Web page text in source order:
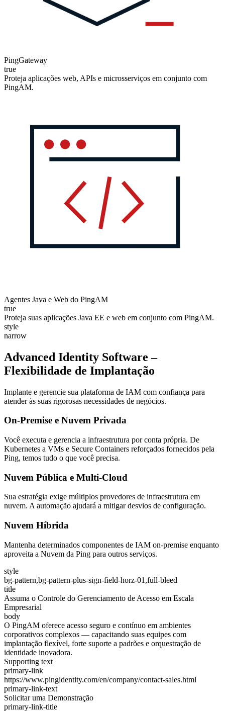
PingGateway
true
Proteja aplicações web, APIs e microsserviços em conjunto com
PingAM.
Agentes Java e Web do PingAM
true
Proteja suas aplicações Java EE e web em conjunto com PingAM.
style
narrow
Advanced Identity Software –
Flexibilidade de Implantação
Implante e gerencie sua plataforma de IAM com confiança para
atender às suas rigorosas necessidades de negócios.
On-Premise e Nuvem Privada
Você executa e gerencia a infraestrutura por conta própria. De
Kubernetes a VMs e Secure Containers reforçados fornecidos pela
Ping, temos tudo o que você precisa.
Nuvem Pública e Multi-Cloud
Sua estratégia exige múltiplos provedores de infraestrutura em
nuvem. A automação ajudará a mitigar desvios de configuração.
Nuvem Híbrida
Mantenha determinados componentes de IAM on-premise enquanto
aproveita a Nuvem da Ping para outros serviços.
style
bg-pattern,bg-pattern-plus-sign-field-horz-01,full-bleed
title
Assuma o Controle do Gerenciamento de Acesso em Escala
Empresarial
body
O PingAM oferece acesso seguro e contínuo em ambientes
corporativos complexos — capacitando suas equipes com
implantação flexível, forte suporte a padrões e orquestração de
identidade inovadora.
Supporting text
primary-link
https://www.pingidentity.com/en/company/contact-sales.html
primary-link-text
Solicitar uma Demonstração
primary-link-title